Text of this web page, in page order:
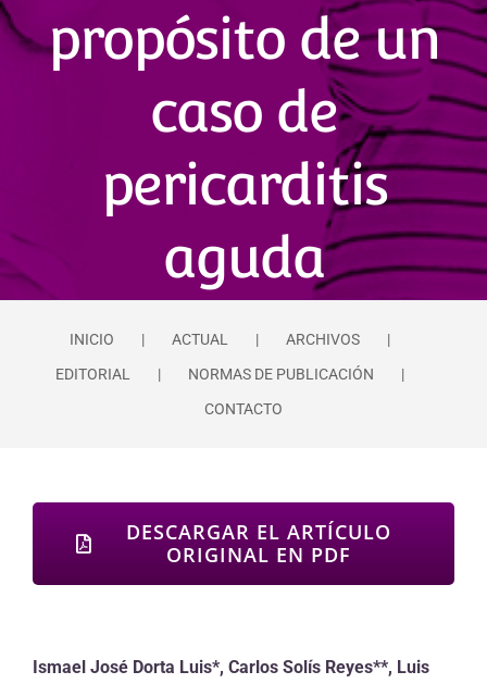
propósito de un
caso de
pericarditis
aguda
INICIO ACTUAL
ARCHIVOS
EDITORIAL
NORMAS DE PUBLICACIÓN
CONTACTO
DESCARGAR EL ARTÍCULO
ORIGINAL EN PDF
Ismael José Dorta Luis*, Carlos Solís Reyes**, Luis